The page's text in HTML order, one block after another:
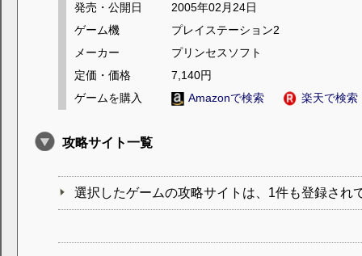
発売・公開日
2005年02月24日
ゲーム機
プレイステーション2
メーカー
プリンセスソフト
定価・価格
7,140円
ゲームを購入
Amazonで検索 楽天で検索
攻略サイト一覧
選択したゲームの攻略サイトは、1件も登録され